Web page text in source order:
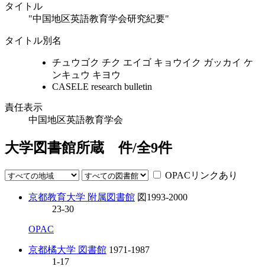
タイトル
"中国地区英語教育学会研究紀要"
タイトル別名
チュウゴク チク エイゴ キョウイク ガッカイ ケ
ンキュウ キヨウ
CASELE research bulletin
責任表示
中国地区英語教育学会
大学図書館所蔵 件/全9件
OPACリンクあり
京都教育大学 附属図書館 図 1993-2000
23-30
OPAC
京都橘大学 図書館 1971-1987
1-17